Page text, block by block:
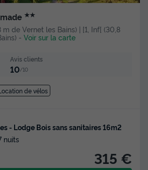
★★
m de Vernet les Bains) | [1, Inf[ (30,8
- Voir sur la carte
Avis clients
10/10
de vélos
- Lodge Bois sans sanitaires 16m2
nuits
315 €